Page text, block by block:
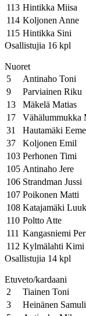
113 Hintikka Miisa
114 Koljonen Anne
115 Hintikka Sini
Osallistujia 16 kpl
Nuoret
5
Antinaho Toni
9
Parviainen Riku
13
Mäkelä Matias
17
Vähälummukka
31
Hautamäki
37
Koljonen Emil
103 Perhonen Timi
105 Antinaho Jere
106 Strandman Jussi
107 Poikonen Matti
108 Katajamäki
110 Poltto Atte
111 Kangasniemi
112 Kylmälahti Kimi
Osallistujia 14 kpl
Etuveto/kardaani
2
Tiainen Toni
3
Heinänen Samuli